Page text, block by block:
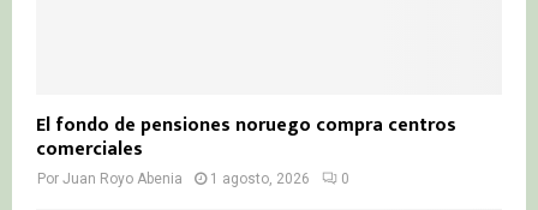
El fondo de pensiones noruego compra centros
comerciales
Por Juan Royo Abenia 1 agosto, 2026 0